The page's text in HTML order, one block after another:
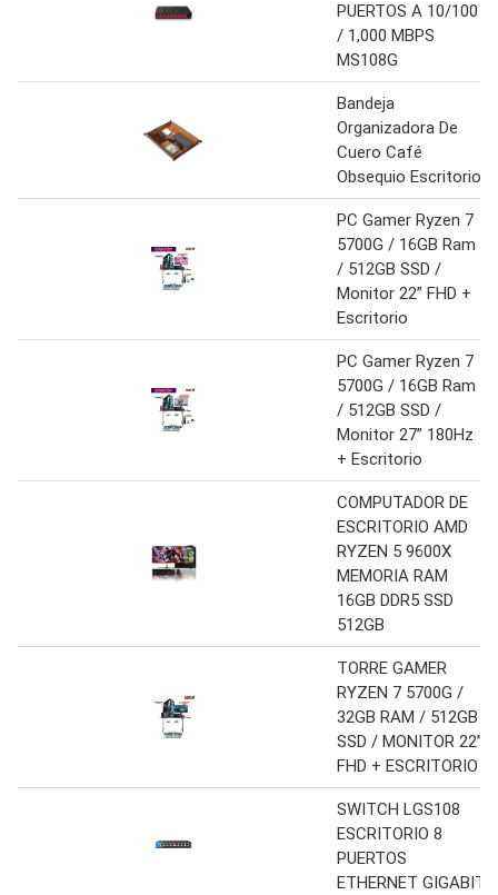
PUERTOS A 10/100
/ 1,000 MBPS
MS108G
Bandeja
Organizadora De
Cuero Café
Obsequio Escritorio
PC Gamer Ryzen 7
5700G / 16GB Ram
/ 512GB SSD /
Monitor 22” FHD +
Escritorio
PC Gamer Ryzen 7
5700G / 16GB Ram
/ 512GB SSD /
Monitor 27” 180Hz
+ Escritorio
COMPUTADOR DE
ESCRITORIO AMD
RYZEN 5 9600X
MEMORIA RAM
16GB DDR5 SSD
512GB
TORRE GAMER
RYZEN 7 5700G /
32GB RAM / 512GB
SSD / MONITOR 22”
FHD + ESCRITORIO
SWITCH LGS108
ESCRITORIO 8
PUERTOS
ETHERNET GIGABIT